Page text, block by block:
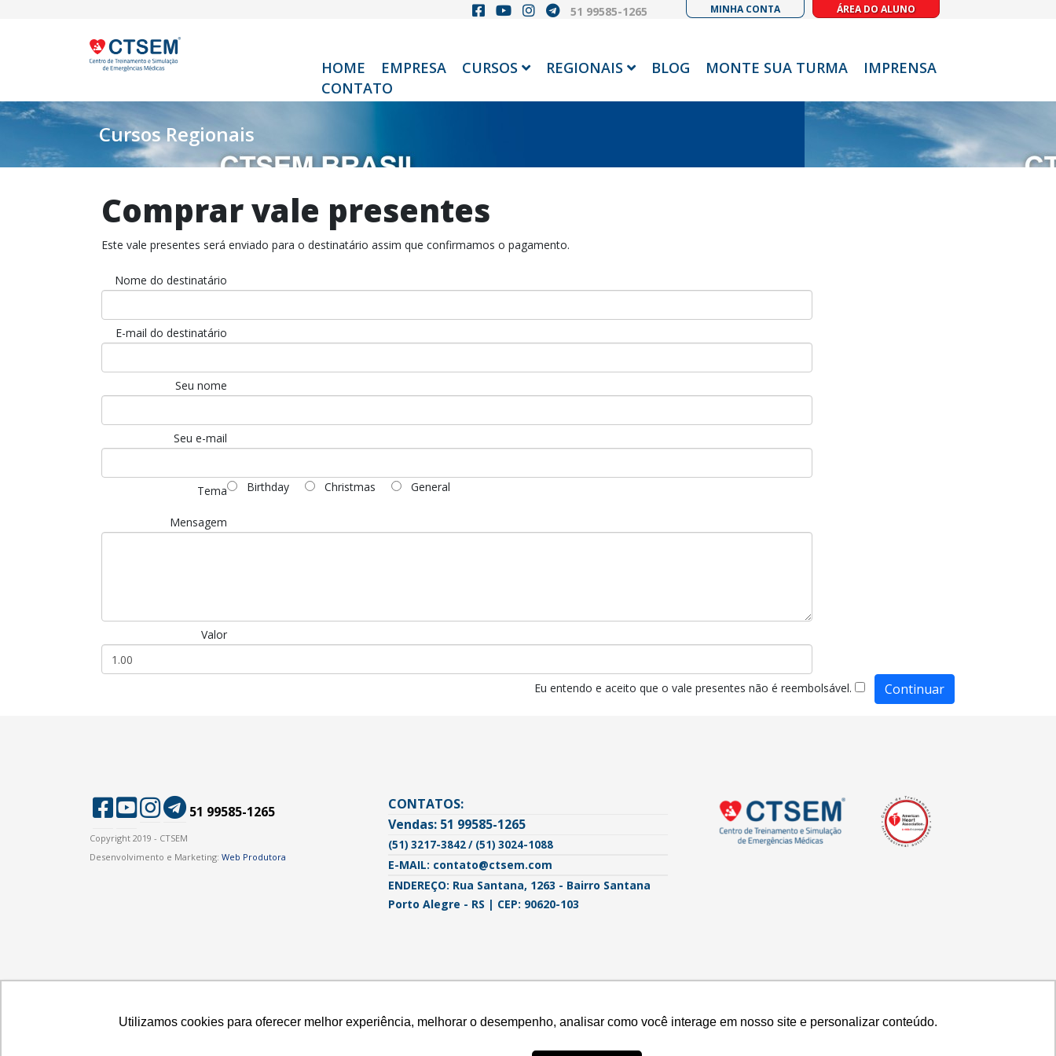
Utilizamos cookies para oferecer melhor experiência, melhorar o desempenho, analisar como você interage em nosso site e personalizar conteúdo.
Utilizamos cookies para oferecer melhor experiência, melhorar o desempenho, analisar como você interage em nosso site e personalizar conteúdo.
MINHA CONTA ÁREA DO ALUNO
51 99585-1265
HOME EMPRESA CURSOS REGIONAIS BLOG MONTE SUA TURMA
IMPRENSA
CONTATO
Cursos Regionais
Comprar vale presentes
Este vale presentes será enviado para o destinatário assim que confirmamos o pagamento.
Nome do destinatário
E-mail do destinatário
Seu nome
Seu e-mail
Tema Birthday Christmas General
Mensagem
Valor
Eu entendo e aceito que o vale presentes não é reembolsável.
51 99585-1265
Copyright 2019 - CTSEM
Desenvolvimento e Marketing: Web Produtora
CONTATOS:
Vendas: 51 99585-1265
(51) 3217-3842 / (51) 3024-1088
E-MAIL: contato@ctsem.com
ENDEREÇO: Rua Santana, 1263 - Bairro Santana
Porto Alegre - RS | CEP: 90620-103